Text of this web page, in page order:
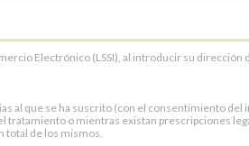
Electrónico (LSSI), al introducir su
que se ha suscrito (con el consentimiento del
o mientras existan prescripciones
total de los mismos.